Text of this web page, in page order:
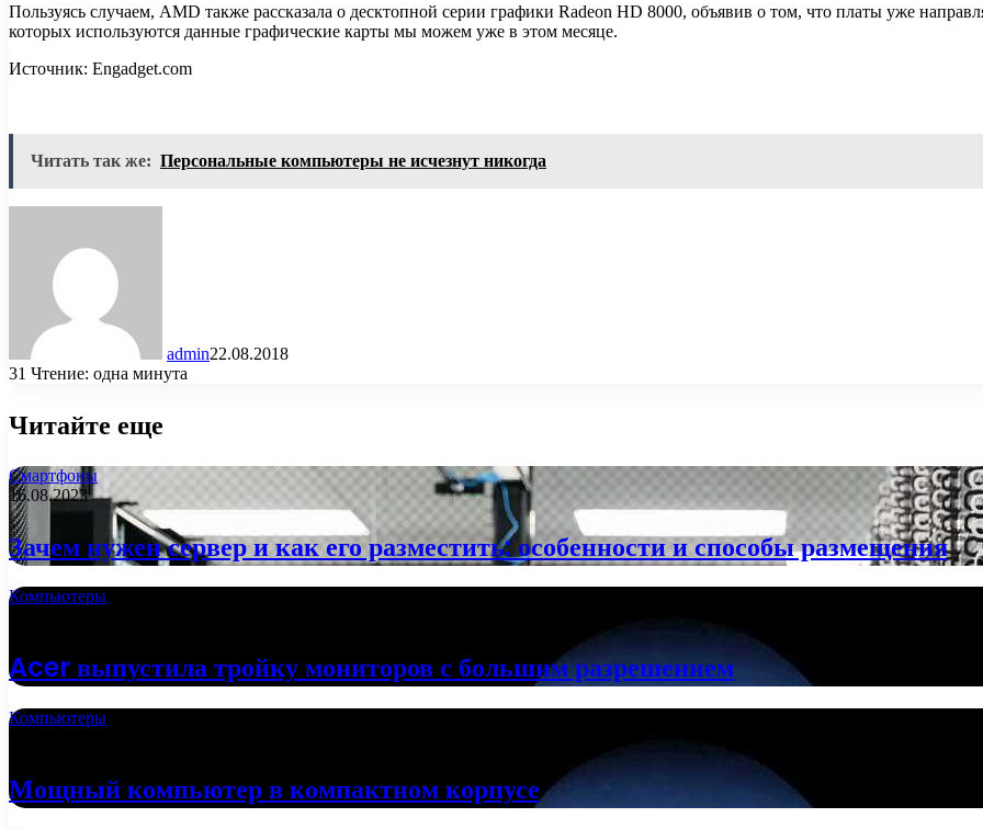
Пользуясь случаем, AMD также рассказала о десктопной серии графики Radeon HD 8000, объявив о том, что платы уже
которых используются данные графические карты мы можем уже в этом месяце.
Источник: Engadget.com
Читать так же: Персональные компьютеры не исчезнут никогда
admin22.08.2018
31 Чтение: одна минута
Читайте еще
Смартфоны
16.08.2023
Зачем нужен сервер и как его разместить: особенности и способы размещения
Компьютеры
Acer выпустила тройку мониторов с большим разрешением
Компьютеры
Мощный компьютер в компактном корпусе